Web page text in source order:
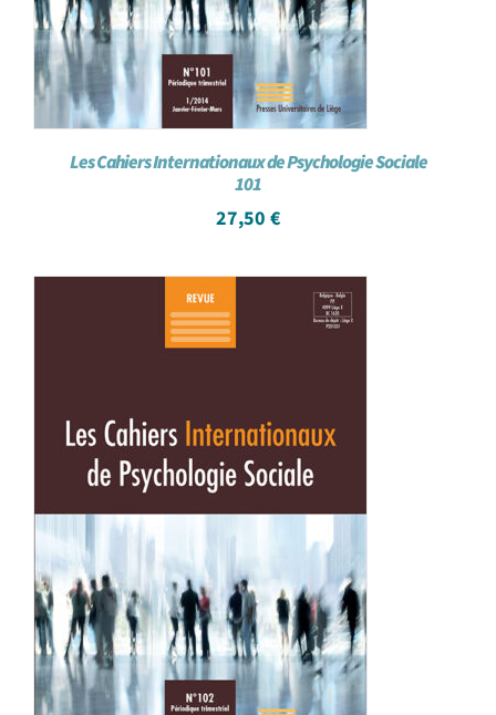
Les Cahiers Internationaux de Psychologie Sociale
101
27,50 €